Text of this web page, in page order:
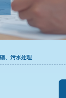
、污水处理